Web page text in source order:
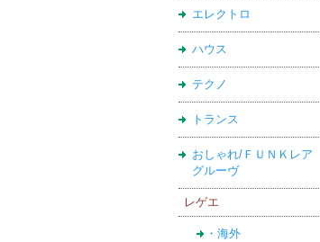
エレクトロ
ハウス
テクノ
トランス
おしゃれ/ＦＵＮＫレア
グルーヴ
レゲエ
・海外